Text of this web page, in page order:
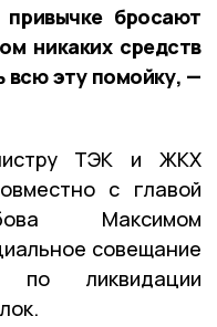
бросают
никаких средств
всю эту помойку, —
ТЭК и ЖКХ
с главой
Максимом
совещание
ликвидации